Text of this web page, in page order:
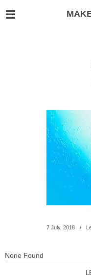
7 July, 2018
None Found